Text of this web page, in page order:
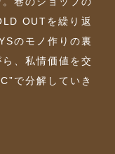
OUTを繰り返
のモノ作りの裏
、私情価値を交
で分解していき